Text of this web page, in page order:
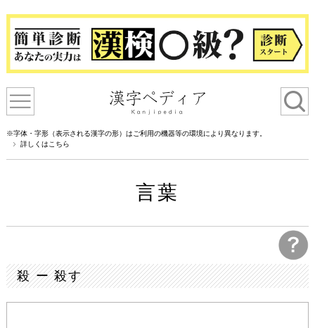
※字体・字形（表示される漢字の形）はご利用の機器等の環境により異なります。
詳しくはこちら
言葉
殺 ー 殺す